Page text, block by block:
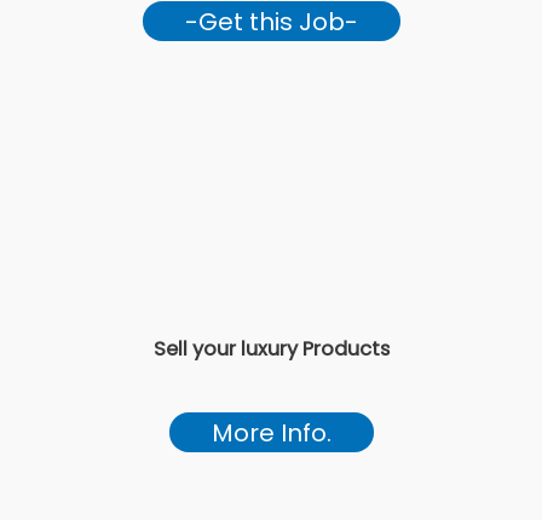
-Get this Job-
Sell your luxury Products
More Info.